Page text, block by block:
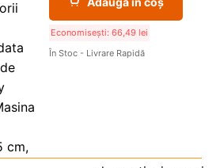
Economisești: 66,49 lei
În Stoc - Livrare Rapidă